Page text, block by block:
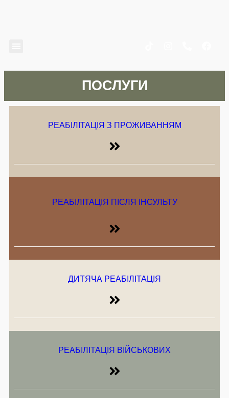
ПОСЛУГИ
РЕАБІЛІТАЦІЯ З ПРОЖИВАННЯМ
РЕАБІЛІТАЦІЯ ПІСЛЯ ІНСУЛЬТУ
ДИТЯЧА РЕАБІЛІТАЦІЯ
РЕАБІЛІТАЦІЯ ВІЙСЬКОВИХ